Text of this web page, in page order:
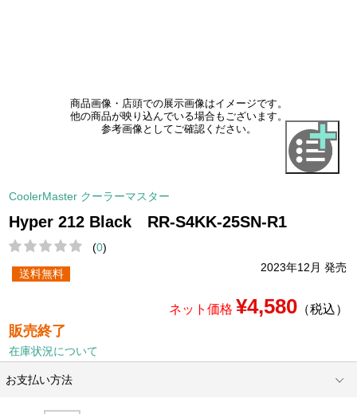
商品画像・店頭での展示画像はイメージです。
他の商品が映り込んでいる場合もございます。
参考画像としてご確認ください。
CoolerMaster クーラーマスター
Hyper 212 Black RR-S4KK-25SN-R1
(0)
2023年12月 発売
送料無料
ネット価格 ¥4,580（税込）
販売終了
在庫状況について
お支払い方法